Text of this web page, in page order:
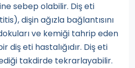
sebep olabilir. Diş eti
dişin ağızla bağlantısını
ve kemiği tahrip eden
diş eti hastalığıdır. Diş eti
takdirde tekrarlayabilir.